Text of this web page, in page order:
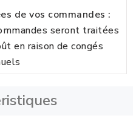
de vos commandes :
seront traitées
en raison de congés